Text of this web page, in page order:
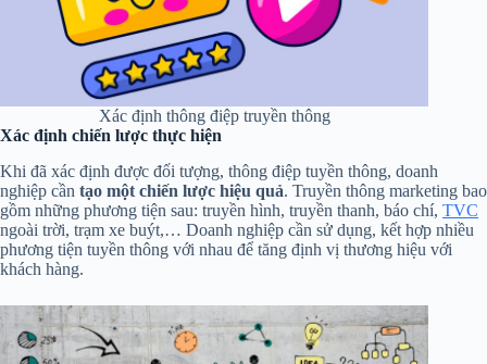
Xác định thông điệp truyền thông
Xác định chiến lược thực hiện
Khi đã xác định được đối tượng, thông điệp tuyền thông, doanh
nghiệp cần tạo một chiến lược hiệu quả. Truyền thông marketing bao
gồm những phương tiện sau: truyền hình, truyền thanh, báo chí, TVC
ngoài trời, trạm xe buýt,… Doanh nghiệp cần sử dụng, kết hợp nhiều
phương tiện tuyền thông với nhau để tăng định vị thương hiệu với
khách hàng.